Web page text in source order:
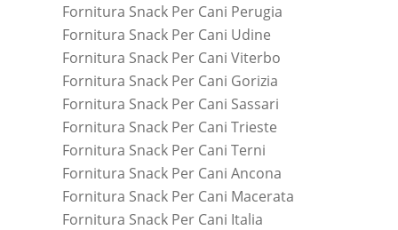
Fornitura Snack Per Cani Perugia
Fornitura Snack Per Cani Udine
Fornitura Snack Per Cani Viterbo
Fornitura Snack Per Cani Gorizia
Fornitura Snack Per Cani Sassari
Fornitura Snack Per Cani Trieste
Fornitura Snack Per Cani Terni
Fornitura Snack Per Cani Ancona
Fornitura Snack Per Cani Macerata
Fornitura Snack Per Cani Italia